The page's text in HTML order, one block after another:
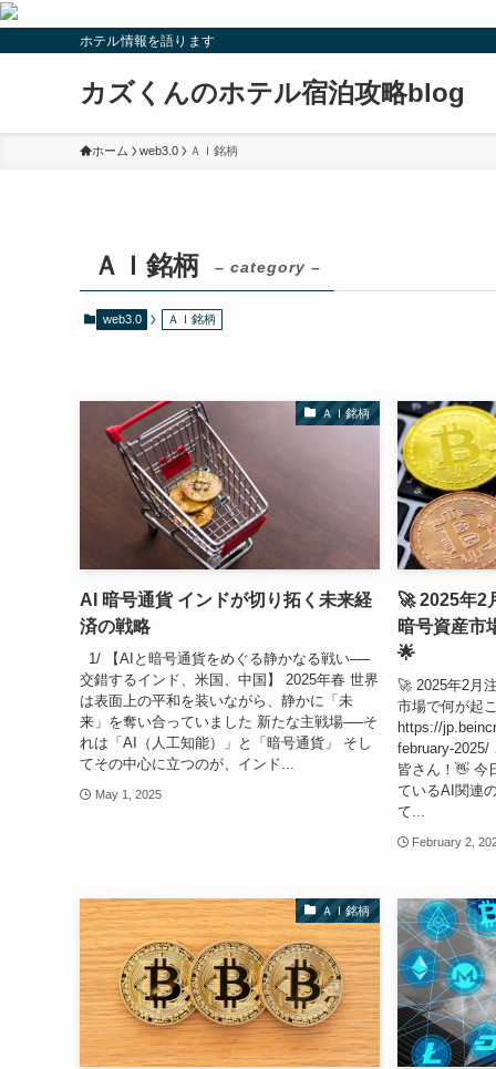
ホテル情報を語ります
カズくんのホテル宿泊攻略blog
ホーム web3.0 ＡＩ銘柄
ＡＩ銘柄 – category –
web3.0 ＡＩ銘柄
ＡＩ銘柄
AI 暗号通貨 インドが切り拓く未来経
済の戦略
1/ 【AIと暗号通貨をめぐる静かなる戦い──
交錯するインド、米国、中国】 2025年春 世界
は表面上の平和を装いながら、静かに「未
来」を奪い合っていました 新たな主戦場──そ
れは「AI（人工知能）」と「暗号通貨」 そし
てその中心に立つのが、インド...
May 1, 2025
🚀 2025年2
暗号資産市
🌟
🚀 2025年2月
市場で何が起
https://
february-2025/
皆さん！👋 今
ているAI関連
て...
February 2,
ＡＩ銘柄